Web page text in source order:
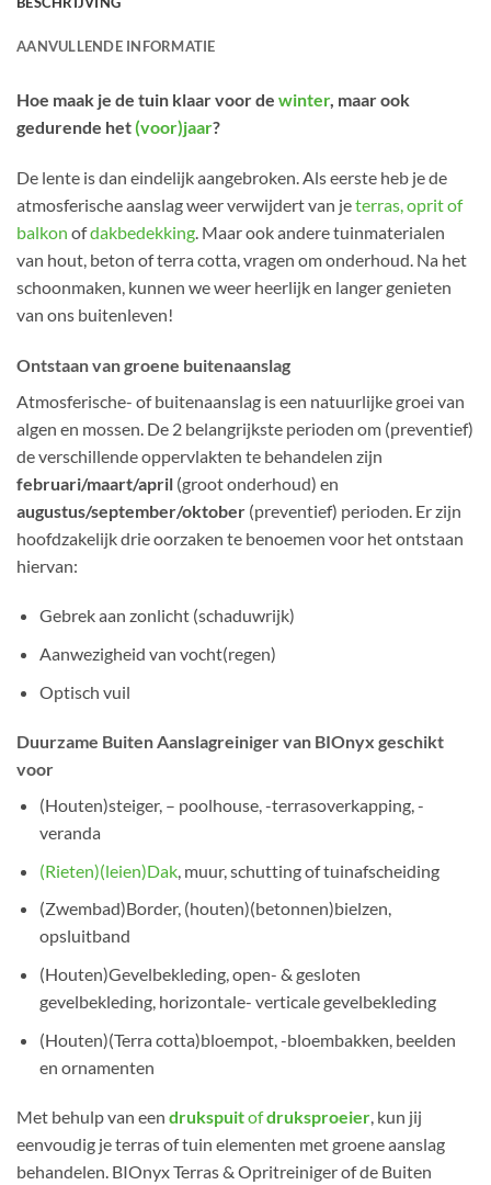
AANVULLENDE INFORMATIE
Hoe maak je de tuin klaar voor de winter, maar ook
gedurende het(voor)jaar?
De lente is dan eindelijk aangebroken. Als eerste heb je de
atmosferische aanslag weer verwijdert van jeterras, oprit of
balkon ofdakbedekking . Maar ook andere tuinmaterialen
van hout, beton of terra cotta, vragen om onderhoud. Na het
schoonmaken, kunnen we weer heerlijk en langer genieten
van ons buitenleven!
Ontstaan van groene buitenaanslag
Atmosferische- of buitenaanslag is een natuurlijke groei van
algen en mossen. De 2 belangrijkste perioden om (preventief)
de verschillende oppervlakten te behandelen zijn
februari/maart/april (groot onderhoud) en
augustus/september/oktober (preventief) perioden. Er zijn
hoofdzakelijk drie oorzaken te benoemen voor het ontstaan
hiervan:
Gebrek aan zonlicht (schaduwrijk)
Aanwezigheid van vocht(regen)
Optisch vuil
Duurzame Buiten Aanslagreiniger van BIOnyx geschikt
voor
(Houten)steiger, – poolhouse, -terrasoverkapping, -
veranda
(Rieten)(leien)Dak, muur, schutting of tuinafscheiding
(Zwembad)Border, (houten)(betonnen)bielzen,
opsluitband
(Houten)Gevelbekleding, open- & gesloten
gevelbekleding, horizontale- verticale gevelbekleding
(Houten)(Terra cotta)bloempot, -bloembakken, beelden
en ornamenten
Met behulp van een drukspuitofdruksproeier, kun jij
eenvoudig je terras of tuin elementen met groene aanslag
behandelen. BIOnyx Terras & Opritreiniger of de Buiten